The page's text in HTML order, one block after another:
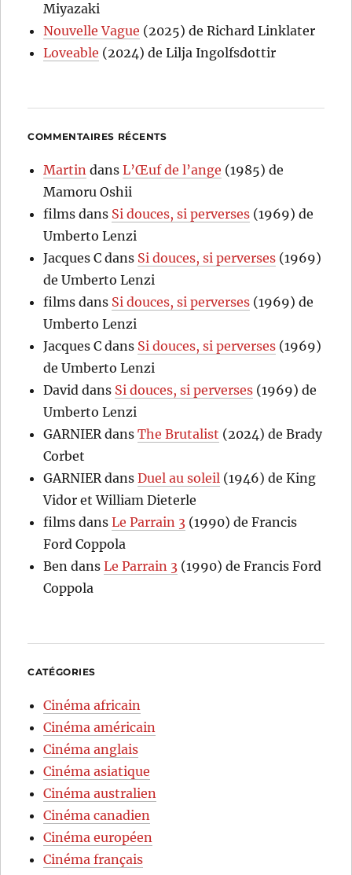
Miyazaki
Nouvelle Vague (2025) de Richard Linklater
Loveable (2024) de Lilja Ingolfsdottir
COMMENTAIRES RÉCENTS
Martin dansL’Œuf de l’ange (1985) de
Mamoru Oshii
films dans Si douces, si perverses (1969) de
Umberto Lenzi
Jacques C dans Si douces, si perverses (1969)
de Umberto Lenzi
films dans Si douces, si perverses (1969) de
Umberto Lenzi
Jacques C dans Si douces, si perverses (1969)
de Umberto Lenzi
David dans Si douces, si perverses (1969) de
Umberto Lenzi
GARNIERdansThe Brutalist (2024) de Brady
Corbet
GARNIERdansDuel au soleil (1946) de King
Vidor et William Dieterle
films dansLe Parrain 3 (1990) de Francis
Ford Coppola
Ben dansLe Parrain 3 (1990) de Francis Ford
Coppola
CATÉGORIES
Cinéma africain
Cinéma américain
Cinéma anglais
Cinéma asiatique
Cinéma australien
Cinéma canadien
Cinéma européen
Cinéma français